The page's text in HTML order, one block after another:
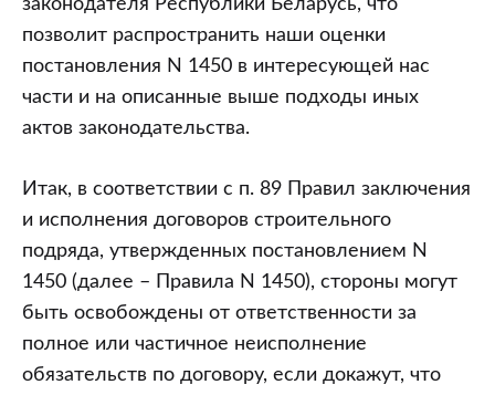
законодателя Республики Беларусь, что
позволит распространить наши оценки
постановления N 1450 в интересующей нас
части и на описанные выше подходы иных
актов законодательства.
Итак, в соответствии с п. 89 Правил заключения
и исполнения договоров строительного
подряда, утвержденных постановлением N
1450 (далее – Правила N 1450), стороны могут
быть освобождены от ответственности за
полное или частичное неисполнение
обязательств по договору, если докажут, что